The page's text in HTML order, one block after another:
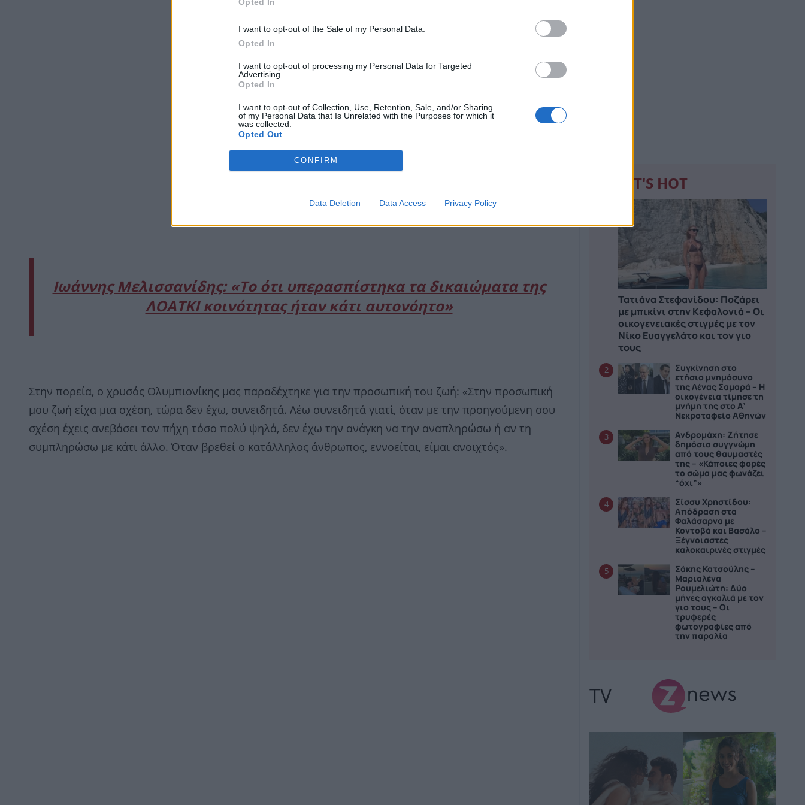
I want to opt-out of the Sale of my Personal Data.
Opted In
I want to opt-out of processing my Personal Data for Targeted
Advertising.
Opted In
I want to opt-out of Collection, Use, Retention, Sale, and/or Sharing
of my Personal Data that Is Unrelated with the Purposes for which it
was collected.
Opted Out
CONFIRM
Data Deletion Data Access Privacy Policy
Ιωάννης Μελισσανίδης: «Το ότι υπερασπίστηκα τα δικαιώματα της
ΛΟΑΤΚΙ κοινότητας ήταν κάτι αυτονόητο»
Στην πορεία, ο χρυσός Ολυμπιονίκης μας παραδέχτηκε για την προσωπική του ζωή: «Στην προσωπική
μου ζωή είχα μια σχέση, τώρα δεν έχω, συνειδητά. Λέω συνειδητά γιατί, όταν με την προηγούμενη σου
σχέση έχεις ανεβάσει τον πήχη τόσο πολύ ψηλά, δεν έχω την ανάγκη να την αναπληρώσω ή αν τη
συμπληρώσω με κάτι άλλο. Όταν βρεθεί ο κατάλληλος άνθρωπος, εννοείται, είμαι ανοιχτός».
WHAT'S HOT
Τατιάνα Στεφανίδου: Ποζάρει
με μπικίνι στην Κεφαλονιά – Οι
οικογενειακές στιγμές με τον
Νίκο Ευαγγελάτο και τον γιο
τους
2
Συγκίνηση στο
ετήσιο μνημόσυνο
της Λένας Σαμαρά – Η
οικογένεια τίμησε τη
μνήμη της στο Α’
Νεκροταφείο Αθηνών
3
Ανδρομάχη: Ζήτησε
δημόσια συγγνώμη
από τους θαυμαστές
της – «Κάποιες φορές
το σώμα μας φωνάζει
“όχι”»
4
Σίσσυ Χρηστίδου:
Απόδραση στα
Φαλάσαρνα με
Κοντοβά και Βασάλο –
Ξέγνοιαστες
καλοκαιρινές στιγμές
5
Σάκης Κατσούλης –
Μαριαλένα
Ρουμελιώτη: Δύο
μήνες αγκαλιά με τον
γιο τους – Οι
τρυφερές
φωτογραφίες από
την παραλία
TV